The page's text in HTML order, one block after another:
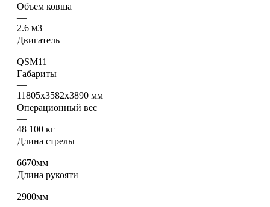
Объем ковша
—
2.6 м3
Двигатель
—
QSM11
Габариты
—
11805х3582х3890 мм
Операционный вес
—
48 100 кг
Длина стрелы
—
6670мм
Длина рукояти
—
2900мм